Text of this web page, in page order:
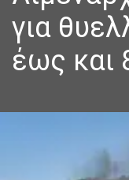
για
έως